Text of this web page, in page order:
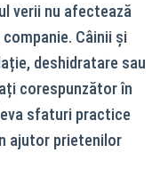
verii nu afectează
Câinii și
deshidratare sau
corespunzător în
sfaturi practice
ajutor prietenilor